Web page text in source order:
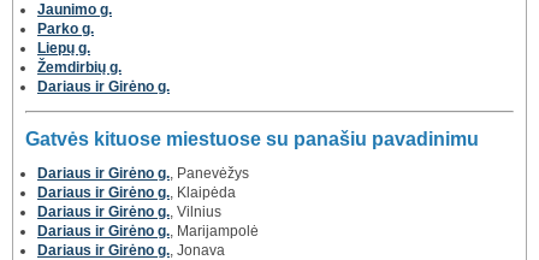
Jaunimo g.
Parko g.
Liepų g.
Žemdirbių g.
Dariaus ir Girėno g.
Gatvės kituose miestuose su panašiu pavadinimu
Dariaus ir Girėno g. , Panevėžys
Dariaus ir Girėno g. , Klaipėda
Dariaus ir Girėno g. , Vilnius
Dariaus ir Girėno g. , Marijampolė
Dariaus ir Girėno g. , Jonava